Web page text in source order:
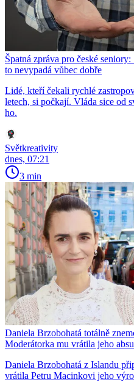
Špatná zpráva pro české
to nevypadá vůbec dobře
Lidé, kteří čekali rychlé
letech, si počkají. Vláda sice od
ho.
Světkreativity
dnes, 07:21
3 min
Daniela Brzobohatá totálně
Moderátorka mu vrátila jeho
Daniela Brzobohatá z Islandu
vrátila Petru Macinkovi jeho